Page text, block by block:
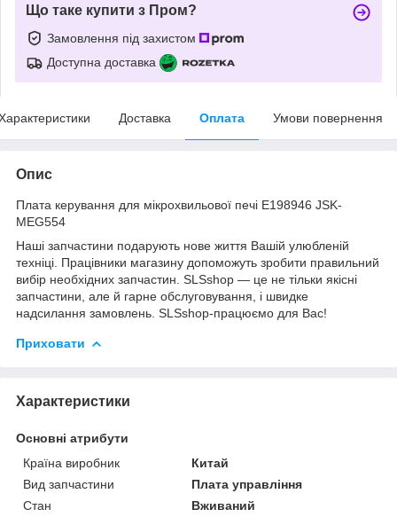
Що таке купити з Пром?
Замовлення під захистом
Доступна доставка
Доставка Оплата Умови повернення
Опис
Плата керування для мікрохвильової печі E198946 JSK-
MEG554
Наші запчастини подарують нове життя Вашій улюбленій
техніці. Працівники магазину допоможуть зробити правильний
вибір необхідних запчастин. SLSshop — це не тільки якісні
запчастини, але й гарне обслуговування, і швидке
надсилання замовлень. SLSshop-працюємо для Вас!
Приховати
Характеристики
Основні атрибути
Країна виробник
Китай
Вид запчастини
Плата управління
Стан
Вживаний